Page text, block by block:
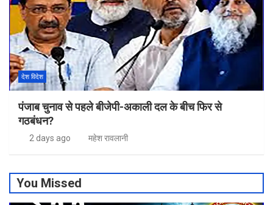
देश विदेश
पंजाब चुनाव से पहले बीजेपी-अकाली दल के बीच फिर से
गठबंधन?
2 days ago महेश रावलानी
You Missed